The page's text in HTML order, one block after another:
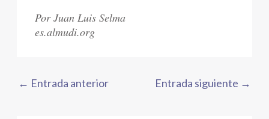
Por Juan Luis Selma
es.almudi.org
← Entrada anterior Entrada siguiente →